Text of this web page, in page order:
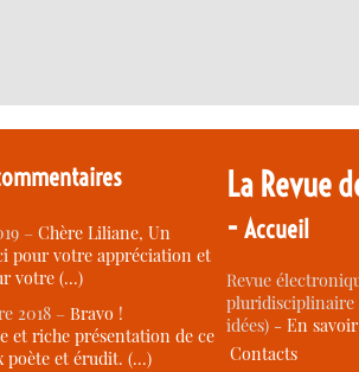
–Chère Liliane, Un
pour votre appréciation et
votre (…)
2018 –Bravo !
et riche présentation de ce
poète et érudit. (…)
La Revue
-Accueil
Revue
idées) -En
Contacts